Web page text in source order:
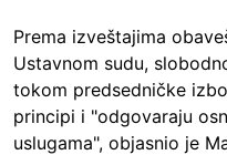
Prema izveštajima
Ustavnom sudu,
tokom predsedničke
principi i "odgovaraju
uslugama", objasnio je